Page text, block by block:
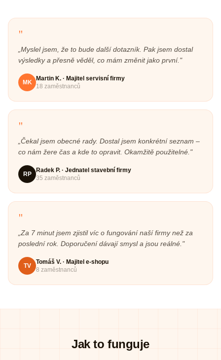
"
Myslel jsem, že to bude další dotazník. Pak jsem dostal
výsledky a přesně věděl, co mám změnit jako první. "
MK
Martin K. · Majitel servisní firmy
18 zaměstnanců
"
Čekal jsem obecné rady. Dostal jsem konkrétní seznam –
co nám žere čas a kde to opravit. Okamžitě použitelné. "
RP
Radek P. · Jednatel stavební firmy
35 zaměstnanců
"
Za 7 minut jsem zjistil víc o fungování naší firmy než za
poslední rok. Doporučení dávají smysl a jsou reálné. "
TV
Tomáš V. · Majitel e-shopu
8 zaměstnanců
Jak to funguje